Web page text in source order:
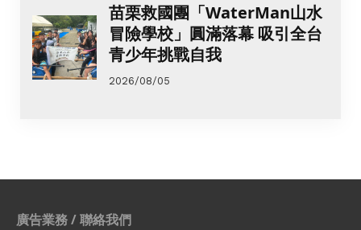
苗栗救國團「WaterMan山水
冒險學校」圓滿落幕 吸引全台
青少年挑戰自我
2026/08/05
廣告業務 / 聯絡我們